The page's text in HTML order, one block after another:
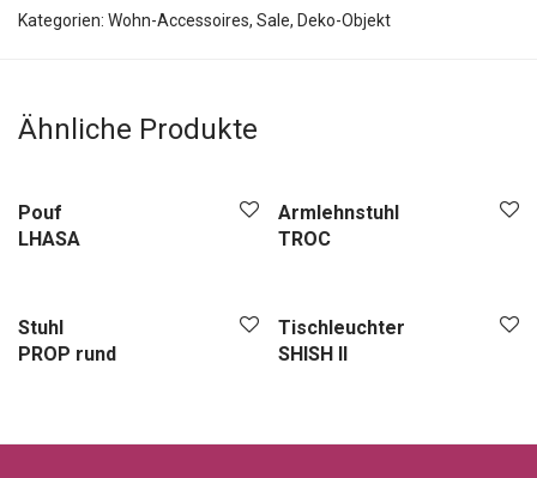
Kategorien: Wohn-Accessoires, Sale, Deko-Objekt
Ähnliche Produkte
Pouf
LHASA
Armlehnstuhl
TROC
Stuhl
PROP rund
Tischleuchter
SHISH II